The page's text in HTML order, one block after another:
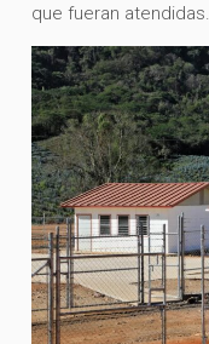
que fueran atendidas.